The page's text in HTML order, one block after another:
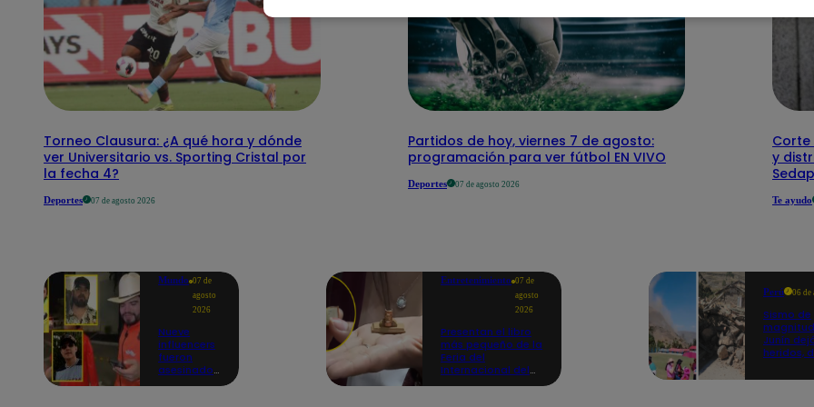
Torneo Clausura: ¿A qué hora y dónde
ver Universitario vs. Sporting Cristal por
la fecha 4?
Deportes 07 de agosto 2026
Partidos de hoy, viernes 7 de agosto:
programación para ver fútbol EN VIVO
Deportes 07 de agosto 2026
Corte
y
Te ayudo
Mundo 07 de
agosto
2026
Nueve
influencers
fueron
asesinados
Entretenimiento 07 de
agosto
2026
Presentan el libro
más pequeño de la
Feria del
Internacional del
Perú 06 de
Sismo de
Junín
heridos,
propició